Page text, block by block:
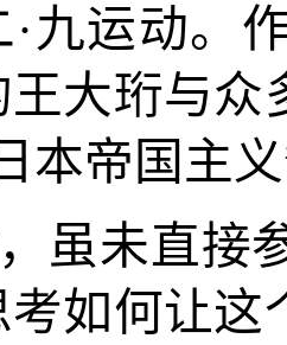
·九运动。
王大珩与众
本帝国主
虽未直接
如何让这